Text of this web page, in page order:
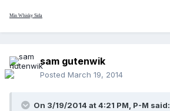
Min Whisky Sida
sam gutenwik
Posted March 19, 2014
On 3/19/2014 at 4:21 PM, P-M said: